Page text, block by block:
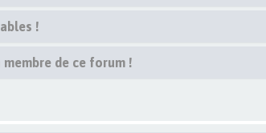
!
membre de ce forum !